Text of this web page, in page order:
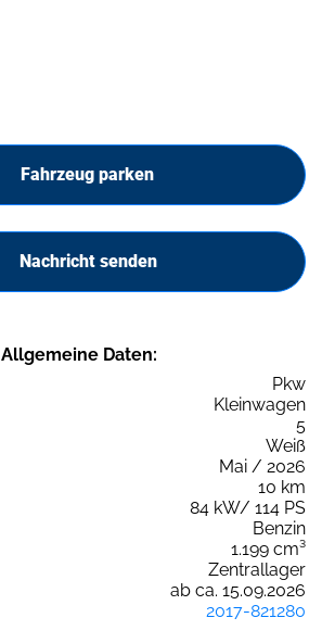
Fahrzeug parken
Nachricht senden
Allgemeine Daten:
Pkw
Kleinwagen
5
Weiß
Mai / 2026
10 km
84 kW/ 114 PS
Benzin
1.199 cm³
Zentrallager
ab ca. 15.09.2026
2017-821280